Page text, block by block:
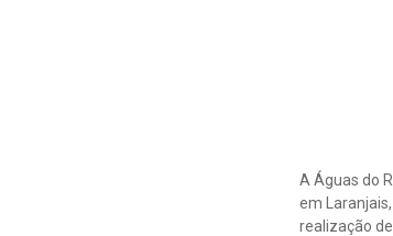
A Águas do
em
realização